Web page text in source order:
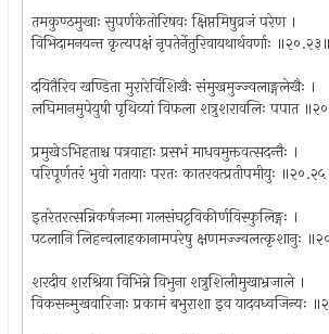
तमकुण्ठमुखाः सुपर्णकेतोरिषवः क्षिप्तमिषुव्रजं परेण ।
विभिदामनयन्त कृत्यपक्षं नृपतेर्नेतुरिवायथार्थवर्णाः ॥२०.२३॥
दयितैरिव खण्डिता मुरारेर्विशिखैः संमुखमुज्ज्वलाङ्गलेखैः ।
लघिमानमुपेयुषी पृथिव्यां विफला शत्रुशरावलिः पपात
प्रमुखेऽभिहताश्च पत्रवाहाः प्रसभं माधवमुक्तवत्सदन्तैः ।
परिपूर्णतरं भुवो गतायाः परतः कातरवत्प्रतीपमीयुः
इतरेतरत्सन्निकर्षजन्मा गलसंघट्टविकीर्णविस्फुलिङ्गः ।
पटलानि लिहन्वलाहकानामपरेषु क्षणमज्ज्वलत्कृशानुः
शरदीव शरश्रिया विभिन्ने विभुना शत्रुशिलीमुखाभ्रजाले ।
विकसन्मुखवारिजाः प्रकामं बभुराशा इव यादवध्वजिन्यः